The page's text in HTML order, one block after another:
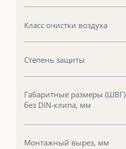
Класс очистки воздуха
Степень защиты
Габаритные размеры (ШВГ)
без DIN-клипа, мм
Монтажный вырез, мм